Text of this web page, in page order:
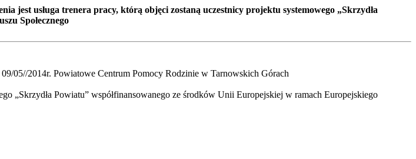
jest usługa trenera pracy, którą objęci zostaną uczestnicy projektu systemowego „Skrzydła
Społecznego
05//2014r. Powiatowe Centrum Pomocy Rodzinie w Tarnowskich Górach
„Skrzydła Powiatu” współfinansowanego ze środków Unii Europejskiej w ramach Europejskiego